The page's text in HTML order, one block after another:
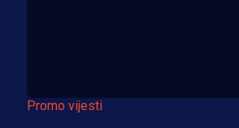
Promo vijesti